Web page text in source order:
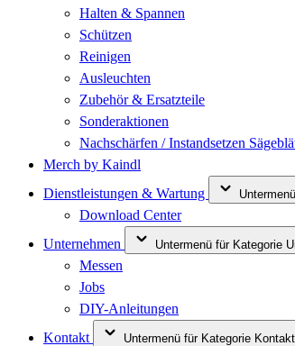
Halten & Spannen
Schützen
Reinigen
Ausleuchten
Zubehör & Ersatzteile
Sonderaktionen
Nachschärfen / Instandsetzen
Merch by Kaindl
Dienstleistungen & Wartung
Download Center
Unternehmen
Untermenü für Kategorie
Messen
Jobs
DIY-Anleitungen
Kontakt
Untermenü für Kategorie